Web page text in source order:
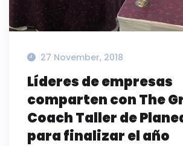
27 November, 2018
Líderes de empresas
comparten con The
Coach Taller de
para finalizar el año